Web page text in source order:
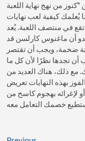
من نهج نهاية اللعبة
يُعلمك كيفية لعب نهايات
في منتصف اللعبة. يُعد
أن ماغنوس كارلسن قد
ضخمة، ويجب أن تقتصر
أن تجدها نظرًا لأن كل ما
ذلك، هناك العديد من
بهذه النهايات تعريض
لإغرائه بهجوم كاسح من